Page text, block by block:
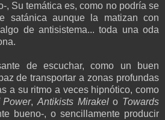
, Su temática es, como no podría se
satánica aunque la matizan con
de antisistema... toda una oda
de escuchar, como un buen
de transportar a zonas profundas
a su ritmo a veces hipnótico, como
Power,Antikists Mirakelo Towards
bueno-, o sencillamente producir